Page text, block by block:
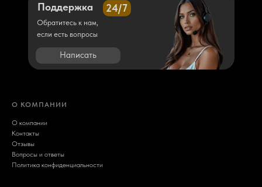
Написать
24/7
Поддержка
Обратитесь к нам,
если есть вопросы
О КОМПАНИИ
О компании
Контакты
Отзывы
Вопросы и ответы
Политика конфиденциальности